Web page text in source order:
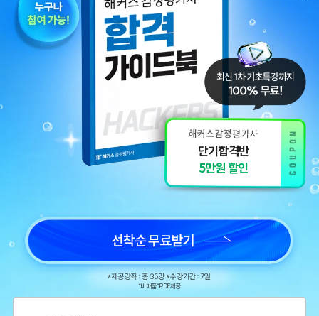
단기합격반
5만원 할인
*비매품 *PDF 제공
합격생 양*성님 합격생 이*원님
해커스에서 시작했으면
않았을까 생각하고,
주변 분들에게도
감정평가사 시작은
해커스에서 하라고
합격생 김*훈님
해커스 여지훈
평가사님의 기출강의와
GS를 통해 넉넉한 실무
점수를 받으며 합격할 수
있었습니다.
해커스의 선생님들의
해커스의 선생님들이
직접 답안을 봐주시고